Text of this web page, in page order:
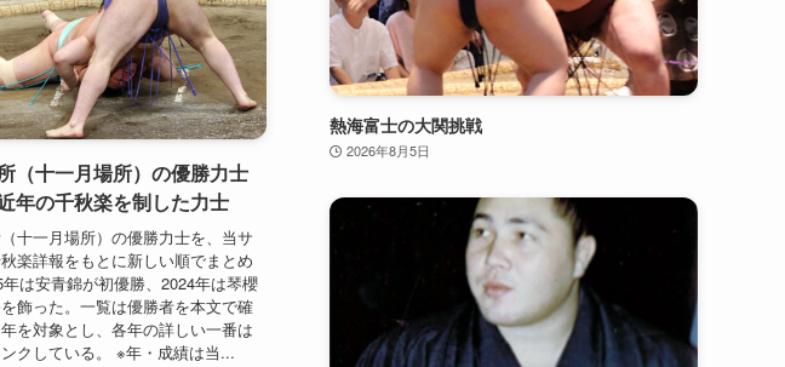
（十一月場所）の優勝力士
年の千秋楽を制した力士
十一月場所）の優勝力士を、当サ
楽詳報をもとに新しい順でまとめ
年は安青錦が初優勝、2024年は琴櫻
飾った。一覧は優勝者を本文で確
を対象とし、各年の詳しい一番は
クしている。 ※年・成績は当...
熱海富士の大関挑戦
2026年8月5日